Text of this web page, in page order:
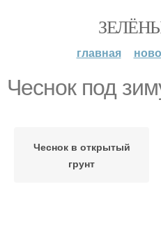
главная
Чеснок под
Чеснок в открытый
грунт